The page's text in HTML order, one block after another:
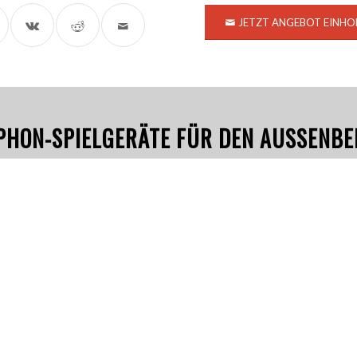
JETZT ANGEBOT
SPIELGERÄTE FÜR DEN